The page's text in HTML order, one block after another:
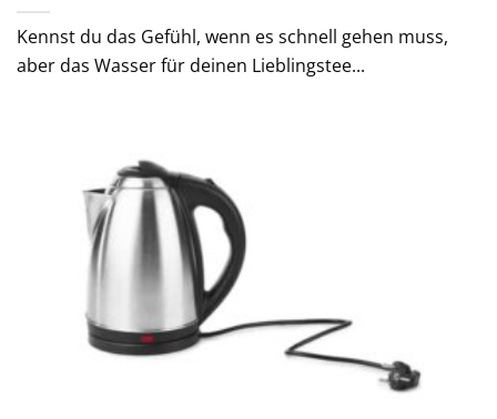
Kennst du das Gefühl, wenn es schnell gehen muss,
aber das Wasser für deinen Lieblingstee...